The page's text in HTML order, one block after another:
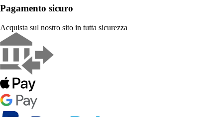
Pagamento sicuro
Acquista sul nostro sito in tutta sicurezza